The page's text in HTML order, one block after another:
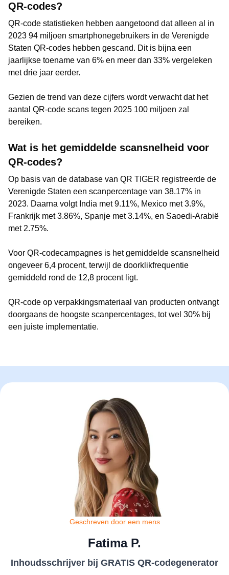
QR-codes?
QR-code statistieken hebben aangetoond dat alleen al in
2023 94 miljoen smartphonegebruikers in de Verenigde
Staten QR-codes hebben gescand. Dit is bijna een
jaarlijkse toename van 6% en meer dan 33% vergeleken
met drie jaar eerder.
Gezien de trend van deze cijfers wordt verwacht dat het
aantal QR-code scans tegen 2025 100 miljoen zal
bereiken.
Wat is het gemiddelde scansnelheid voor
QR-codes?
Op basis van de database van QR TIGER registreerde de
Verenigde Staten een scanpercentage van 38.17% in
2023. Daarna volgt India met 9.11%, Mexico met 3.9%,
Frankrijk met 3.86%, Spanje met 3.14%, en Saoedi-Arabië
met 2.75%.
Voor QR-codecampagnes is het gemiddelde scansnelheid
ongeveer 6,4 procent, terwijl de doorklikfrequentie
gemiddeld rond de 12,8 procent ligt.
QR-code op verpakkingsmateriaal van producten ontvangt
doorgaans de hoogste scanpercentages, tot wel 30% bij
een juiste implementatie.
Geschreven door een mens
Fatima P.
Inhoudsschrijver bij GRATIS QR-codegenerator